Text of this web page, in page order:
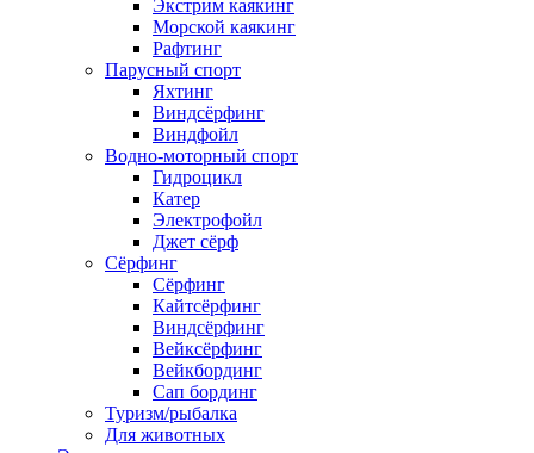
Экстрим каякинг
Морской каякинг
Рафтинг
Парусный спорт
Яхтинг
Виндсёрфинг
Виндфойл
Водно-моторный спорт
Гидроцикл
Катер
Электрофойл
Джет сёрф
Сёрфинг
Сёрфинг
Кайтсёрфинг
Виндсёрфинг
Вейксёрфинг
Вейкбординг
Сап бординг
Туризм/рыбалка
Для животных